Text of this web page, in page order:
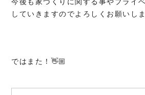
していきますのでよろしくお願いし
ではまた！👋🏼